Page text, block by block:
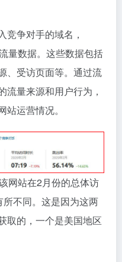
竞争对手的域名，
量数据。这些数据包括
、受访页面等。通过流
流量来源和用户行为，
运营情况。
网站在2月份的总体访
不同。这是因为这两
取的，一个是美国地区